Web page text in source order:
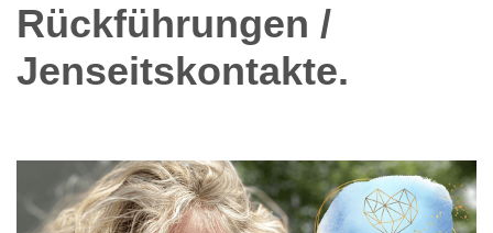
Rückführungen /
Jenseitskontakte.